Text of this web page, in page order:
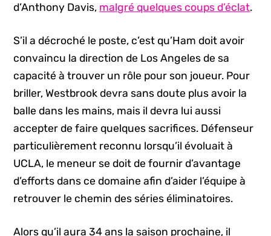
d’Anthony Davis, malgré quelques coups d’éclat.
S’il a décroché le poste, c’est qu’Ham doit avoir
convaincu la direction de Los Angeles de sa
capacité à trouver un rôle pour son joueur. Pour
briller, Westbrook devra sans doute plus avoir la
balle dans les mains, mais il devra lui aussi
accepter de faire quelques sacrifices. Défenseur
particulièrement reconnu lorsqu’il évoluait à
UCLA, le meneur se doit de fournir d’avantage
d’efforts dans ce domaine afin d’aider l’équipe à
retrouver le chemin des séries éliminatoires.
Alors qu’il aura 34 ans la saison prochaine, il